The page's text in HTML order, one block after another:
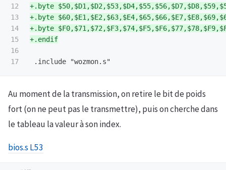
12
13
14
15
16
+.byte
+.byte
+.byte
Au moment de la transmission, on retire le bit de poids
fort (on ne peut pas le transmettre), puis on cherche dans
le tableau la valeur à son index.
bios.s L53